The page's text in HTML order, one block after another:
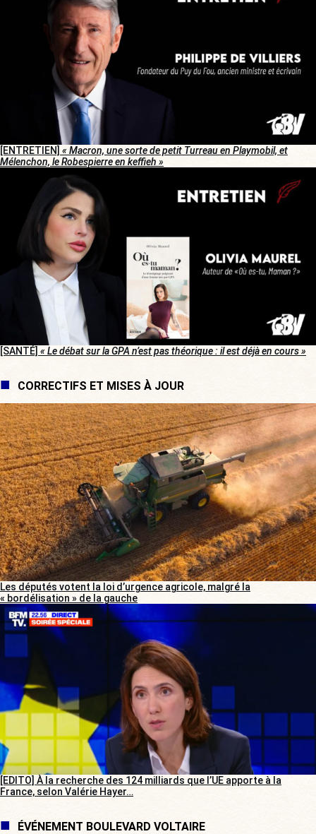
[ENTRETIEN] « Macron, une sorte de petit Turreau en Playmobil, et
Mélenchon, le Robespierre en keffieh »
[SANTÉ] « Le débat sur la GPA n’est pas théorique : il est déjà en cours »
CORRECTIFS ET MISES À JOUR
Les députés votent la loi d’urgence agricole, malgré la
« bordélisation » de la gauche
[EDITO] À la recherche des 124 milliards que l’UE apporte à la
France, selon Valérie Hayer…
ÉVÉNEMENT BOULEVARD VOLTAIRE